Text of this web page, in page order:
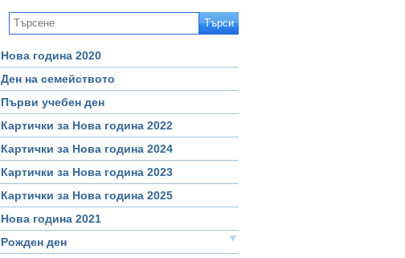
Нова година 2020
Ден на семейството
Първи учебен ден
Картички за Нова година 2022
Картички за Нова година 2024
Картички за Нова година 2023
Картички за Нова година 2025
Нова година 2021
▼
Рожден ден